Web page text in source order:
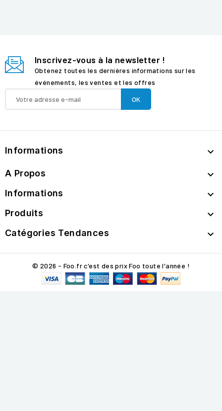
Inscrivez-vous à la newsletter !
Obtenez toutes les dernières informations sur les
événements, les ventes et les offres
Informations 
A Propos 
Informations 
Produits 
Catégories Tendances 
© 2026 - Foo.fr c'est des prix Foo toute l'année !